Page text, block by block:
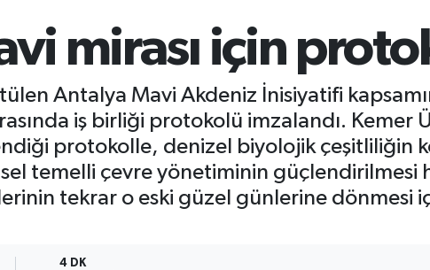
mirası için
Antalya Mavi Akdeniz İnisiyatifi
iş birliği protokolü imzalandı. Kemer
protokolle, denizel biyolojik çeşitliliğin
temelli çevre yönetiminin
tekrar o eski güzel günlerine dönmesi
4 DK